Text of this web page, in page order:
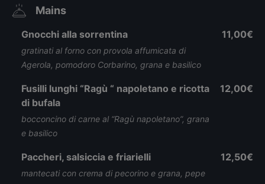
Mains
Gnocchi alla sorrentina
gratinati al forno con provola affumicata di
Agerola, pomodoro Corbarino, grana e basilico
11,00€
Fusilli lunghi “Ragù “ napoletano e ricotta
di bufala
bocconcino di carne al “Ragù napoletano”, grana
e basilico
12,00€
Paccheri, salsiccia e friarielli
mantecati con crema di pecorino e grana, pepe
12,50€